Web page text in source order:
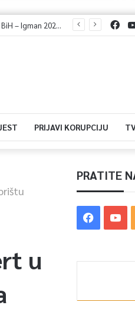
Dova za domovinu i zikir u Ratnoj džamiji: U sklopu manifestacije „Odbrana BiH – Igman 2026“ odana počast herojima
PRIJAVI KORUPCIJU
u
PRATITE